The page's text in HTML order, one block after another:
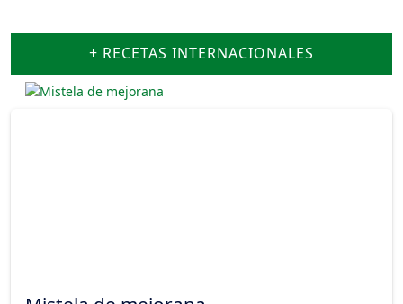
+ RECETAS INTERNACIONALES